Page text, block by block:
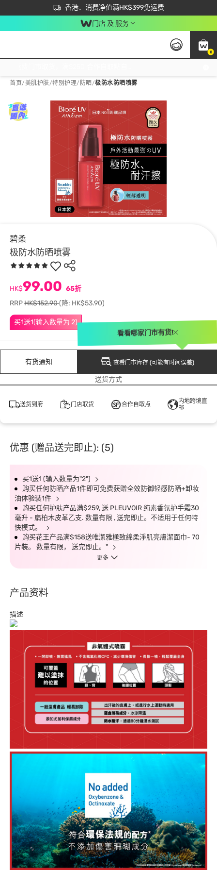
香港．消费净值满HK$399免运费
立即成为易赏钱会员尽享独家优惠
首次APP下单买满$450 输入 NEWAPP 即减$50
门店 及 服务
0
首页/美肌护肤/特别护理/ 防晒/极防水防晒喷雾
碧柔
极防水防晒喷雾
买1送1(输入数量为 2)
HK$99.00 65折
RRPHK$152.90(降: HK$53.90)
有货通知 查看门市库存 (可能有时间误差)
看看哪家门市有货!
送货方式
送货到府 门店取货 合作自取点
内地跨境直
邮
优惠 (赠品送完即止): (5)
买1送1 (输入数量为"2")
购买任何防晒产品1件即可免费获赠全效防御轻感防晒+卸妆
油体验装1件
购买任何护肤产品满$259, 送 PLEUVOIR 纯素香氛护手霜30
毫升 - 扁柏木皮革乙支. 数量有限 , 送完即止。不适用于任何特
快模式。
购买花王产品满$158送唯潔雅極致綿柔淨肌亮膚潔面巾- 70
片裝。 数量有限， 送完即止。"
更多
产品资料
描述